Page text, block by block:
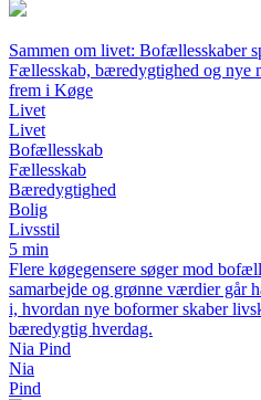
Sammen om livet: Bofællesskaber
Fællesskab, bæredygtighed og nye
frem i Køge
Livet
Livet
Bofællesskab
Fællesskab
Bæredygtighed
Bolig
Livsstil
5 min
Flere køgegensere søger mod
samarbejde og grønne værdier går
i, hvordan nye boformer skaber
bæredygtig hverdag.
Nia Pind
Nia
Pind